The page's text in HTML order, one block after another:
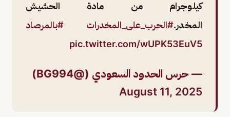
كيلوجرام من مادة الحشيش
المخدر.#الحرب_على_المخدرات
#بالمرصاد
pic.twitter.com/wUPK53EuV5
— حرس الحدود السعودي (@BG994)
August 11, 2025